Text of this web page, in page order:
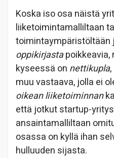
Koska iso osa näistä
liiketoimintamalliltaan
toimintaympäristöltään
oppikirjastapoikkeavia,
kyseessä on nettikupla,
muu vastaava, jolla ei
oikean liiketoiminnan
että jotkut startup-
ansaintamalliltaan
osassa on kyllä ihan
hulluuden sijasta.